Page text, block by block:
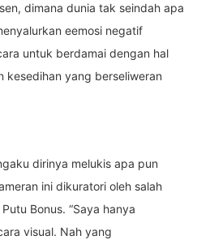
dimana dunia tak seindah apa
eemosi negatif
untuk berdamai dengan hal
kesedihan yang berseliweran
dirinya melukis apa pun
ini dikuratori oleh salah
Bonus. “Saya hanya
visual. Nah yang